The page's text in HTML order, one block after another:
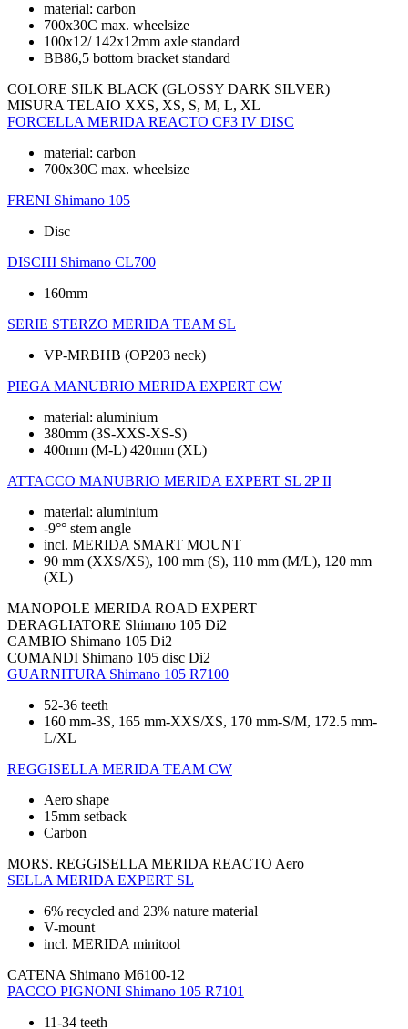
material: carbon
700x30C max. wheelsize
100x12/ 142x12mm axle standard
BB86,5 bottom bracket standard
COLORE SILK BLACK (GLOSSY DARK SILVER)
MISURA TELAIO XXS, XS, S, M, L, XL
FORCELLA MERIDA REACTO CF3 IV DISC
material: carbon
700x30C max. wheelsize
FRENI Shimano 105
Disc
DISCHI Shimano CL700
160mm
SERIE STERZO MERIDA TEAM SL
VP-MRBHB (OP203 neck)
PIEGA MANUBRIO MERIDA EXPERT CW
material: aluminium
380mm (3S-XXS-XS-S)
400mm (M-L) 420mm (XL)
ATTACCO MANUBRIO MERIDA EXPERT SL 2P II
material: aluminium
-9°° stem angle
incl. MERIDA SMART MOUNT
90 mm (XXS/XS), 100 mm (S), 110 mm (M/L), 120 mm
(XL)
MANOPOLE MERIDA ROAD EXPERT
DERAGLIATORE Shimano 105 Di2
CAMBIO Shimano 105 Di2
COMANDI Shimano 105 disc Di2
GUARNITURA Shimano 105 R7100
52-36 teeth
160 mm-3S, 165 mm-XXS/XS, 170 mm-S/M, 172.5 mm-
L/XL
REGGISELLA MERIDA TEAM CW
Aero shape
15mm setback
Carbon
MORS. REGGISELLA MERIDA REACTO Aero
SELLA MERIDA EXPERT SL
6% recycled and 23% nature material
V-mount
incl. MERIDA minitool
CATENA Shimano M6100-12
PACCO PIGNONI Shimano 105 R7101
11-34 teeth